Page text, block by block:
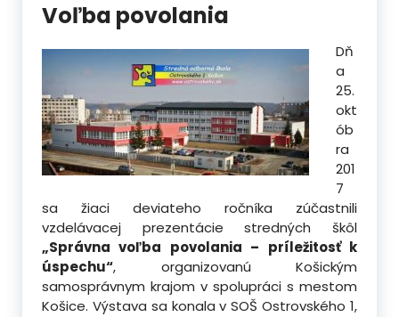
Voľba povolania
Dň
a
25.
okt
ób
ra
201
7
sa žiaci deviateho ročníka zúčastnili
vzdelávacej prezentácie stredných škôl
„Správna voľba povolania – príležitosť k
úspechu“, organizovanú Košickým
samosprávnym krajom v spolupráci s mestom
Košice. Výstava sa konala v SOŠ Ostrovského 1,